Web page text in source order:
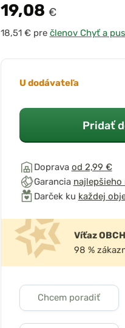
19,08 €
pre členov Chyť a
U dodávateľa
Pridať
Doprava od 2,99 €
Garancia najlepšieho
Darček ku každej
Víťaz
98 %
Chcem poradiť